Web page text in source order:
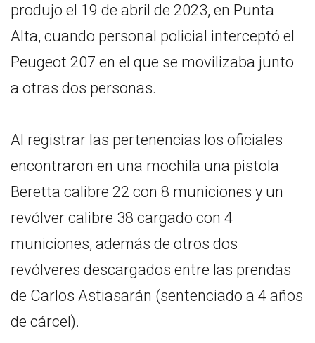
produjo el 19 de abril de 2023, en Punta
Alta, cuando personal policial interceptó el
Peugeot 207 en el que se movilizaba junto
a otras dos personas.
Al registrar las pertenencias los oficiales
encontraron en una mochila una pistola
Beretta calibre 22 con 8 municiones y un
revólver calibre 38 cargado con 4
municiones, además de otros dos
revólveres descargados entre las prendas
de Carlos Astiasarán (sentenciado a 4 años
de cárcel).